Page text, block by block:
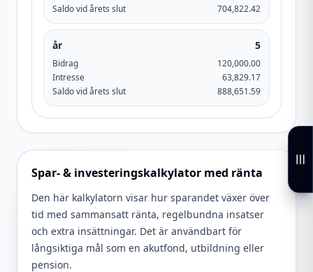
Saldo vid årets slut
704,822.42
år 5
Bidrag
120,000.00
Intresse
63,829.17
Saldo vid årets slut
888,651.59
Spar- & investeringskalkylator med ränta
Den här kalkylatorn visar hur sparandet växer över
tid med sammansatt ränta, regelbundna insatser
och extra insättningar. Det är användbart för
långsiktiga mål som en akutfond, utbildning eller
pension.